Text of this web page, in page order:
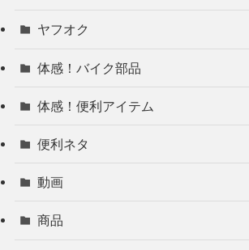
ヤフオク
体感！バイク部品
体感！便利アイテム
便利ネタ
動画
商品